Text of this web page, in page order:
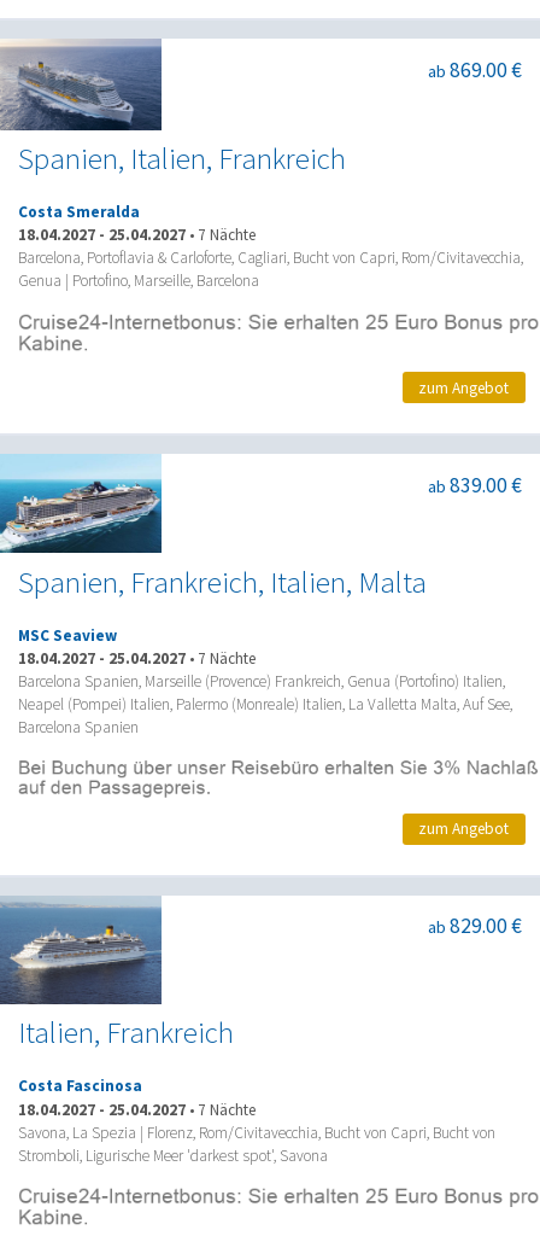
Spanien, Italien, Frankreich
ab 869.00 €
Costa Smeralda
18.04.2027 - 25.04.2027 • 7 Nächte
Barcelona, Portoflavia & Carloforte, Cagliari, Bucht von Capri, Rom/Civitavecchia,
Genua | Portofino, Marseille, Barcelona
zum Angebot
Spanien, Frankreich, Italien, Malta
ab 839.00 €
MSC Seaview
18.04.2027 - 25.04.2027 • 7 Nächte
Barcelona Spanien, Marseille (Provence) Frankreich, Genua (Portofino) Italien,
Neapel (Pompei) Italien, Palermo (Monreale) Italien, La Valletta Malta, Auf See,
Barcelona Spanien
zum Angebot
Italien, Frankreich
ab 829.00 €
Costa Fascinosa
18.04.2027 - 25.04.2027 • 7 Nächte
Savona, La Spezia | Florenz, Rom/Civitavecchia, Bucht von Capri, Bucht von
Stromboli, Ligurische Meer 'darkest spot', Savona